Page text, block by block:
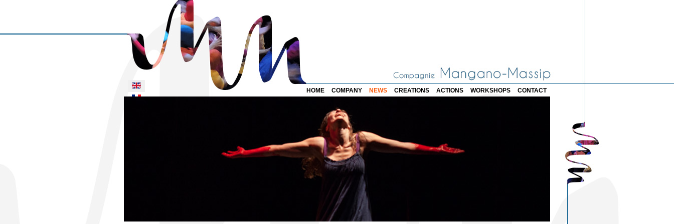
Select your language
HOME COMPANY NEWS CREATIONS ACTIONS WORKSHOPS CONTACT